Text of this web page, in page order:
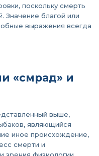
поскольку смерть
Значение благой или
выражения всегда
«смрад» и
выше,
являющийся
иное происхождение,
смерти и